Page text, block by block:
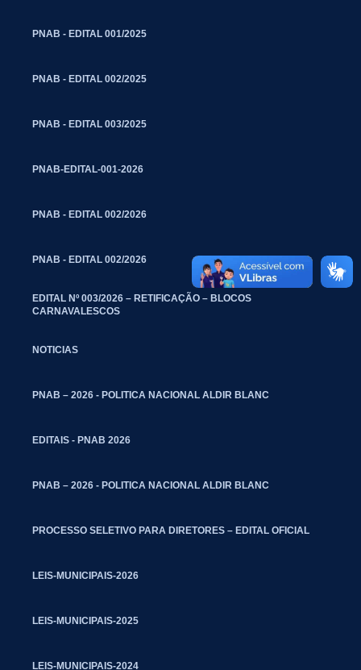
PNAB - EDITAL 001/2025
PNAB - EDITAL 002/2025
PNAB - EDITAL 003/2025
PNAB-EDITAL-001-2026
PNAB - EDITAL 002/2026
PNAB - EDITAL 002/2026
EDITAL Nº 003/2026 – RETIFICAÇÃO – BLOCOS
CARNAVALESCOS
NOTICIAS
PNAB – 2026 - POLITICA NACIONAL ALDIR BLANC
EDITAIS - PNAB 2026
PNAB – 2026 - POLITICA NACIONAL ALDIR BLANC
PROCESSO SELETIVO PARA DIRETORES – EDITAL OFICIAL
LEIS-MUNICIPAIS-2026
LEIS-MUNICIPAIS-2025
LEIS-MUNICIPAIS-2024